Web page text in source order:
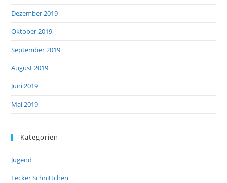
Dezember 2019
Oktober 2019
September 2019
August 2019
Juni 2019
Mai 2019
Kategorien
Jugend
Lecker Schnittchen